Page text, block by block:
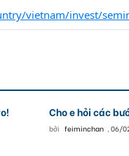
vietnam/invest/
Cho e hỏi các
bởi feiminchan , 06/